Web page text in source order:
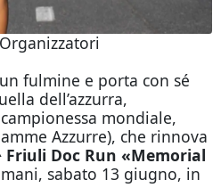
fulmine e porta con sé
dell’azzurra,
mondiale,
Azzurre), che rinnova
Friuli Doc Run «Memorial
sabato 13 giugno, in